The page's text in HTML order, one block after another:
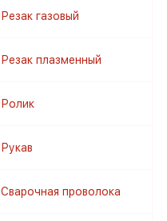
Резак газовый
Резак плазменный
Ролик
Рукав
Сварочная проволока